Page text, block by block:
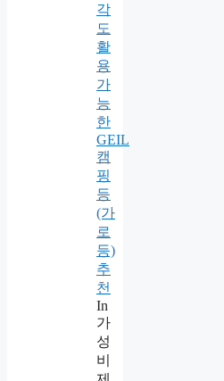
각
도
활
용
가
능
한
GEIL
캠
핑
등
(가
로
등)
추
천
In
가
성
비